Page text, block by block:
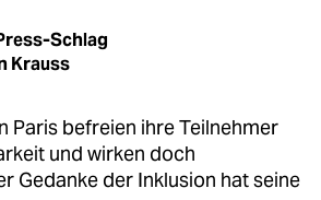
Schlag
Krauss
Paris befreien ihre Teilnehmer
und wirken doch
Gedanke der Inklusion hat seine